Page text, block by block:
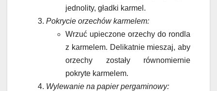
jednolity, gładki karmel.
Pokrycie orzechów karmelem:
Wrzuć upieczone orzechy do rondla
z karmelem. Delikatnie mieszaj, aby
orzechy zostały równomiernie
pokryte karmelem.
Wylewanie na papier pergaminowy: